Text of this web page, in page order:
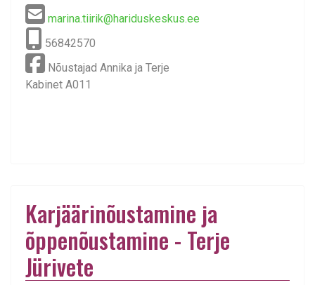
marina.tiirik@hariduskeskus.ee
56842570
Nõustajad Annika ja Terje
Kabinet A011
Karjäärinõustamine ja
õppenõustamine - Terje
Jürivete